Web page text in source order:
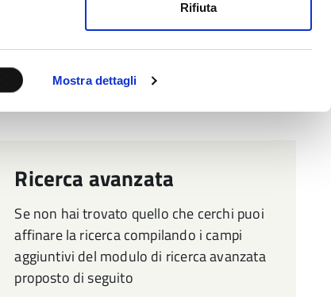
Mostra dettagli
Rifiuta
Ricerca avanzata
Se non hai trovato quello che cerchi puoi
affinare la ricerca compilando i campi
aggiuntivi del modulo di ricerca avanzata
proposto di seguito